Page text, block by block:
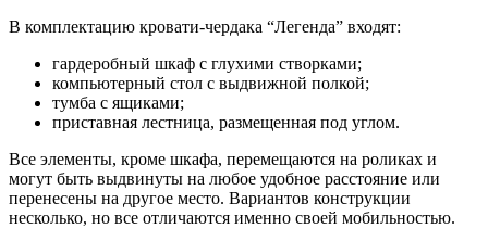
В комплектацию кровати-чердака “Легенда” входят:
гардеробный шкаф с глухими створками;
компьютерный стол с выдвижной полкой;
тумба с ящиками;
приставная лестница, размещенная под углом.
Все элементы, кроме шкафа, перемещаются на роликах и
могут быть выдвинуты на любое удобное расстояние или
перенесены на другое место. Вариантов конструкции
несколько, но все отличаются именно своей мобильностью.